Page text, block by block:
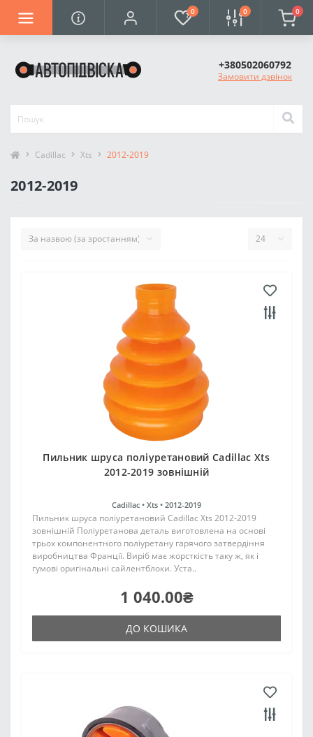
0 0 0
+380502060792
Замовити дзвінок
Cadillac Xts 2012-2019
2012-2019
Пильник шруса поліуретановий Cadillac Xts
2012-2019 зовнішній
Cadillac • Xts • 2012-2019
Пильник шруса поліуретановий Cadillac Xts 2012-2019
зовнішній Поліуретанова деталь виготовлена на основі
трьох компонентного поліуретану гарячого затвердіння
виробництва Франції. Виріб має жорсткість таку ж, як і
гумові оригінальні сайлентблоки. Уста..
1 040.00₴
ДО КОШИКА